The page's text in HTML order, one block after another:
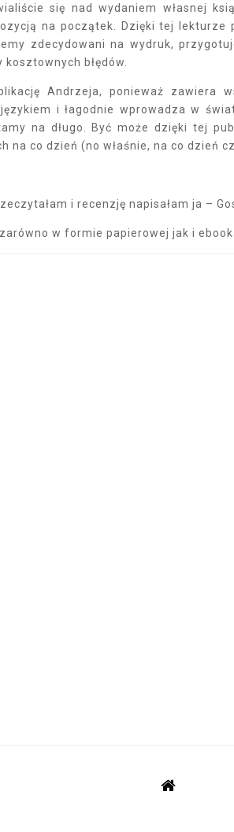
się nad wydaniem własnej
na początek. Dzięki tej lekturze
zdecydowani na wydruk,
błędów.
Andrzeja, ponieważ zawiera
i łagodnie wprowadza w
na długo. Być może dzięki tej
na co dzień (no właśnie, na co dzień
i recenzję napisałam ja –
w formie papierowej jak i